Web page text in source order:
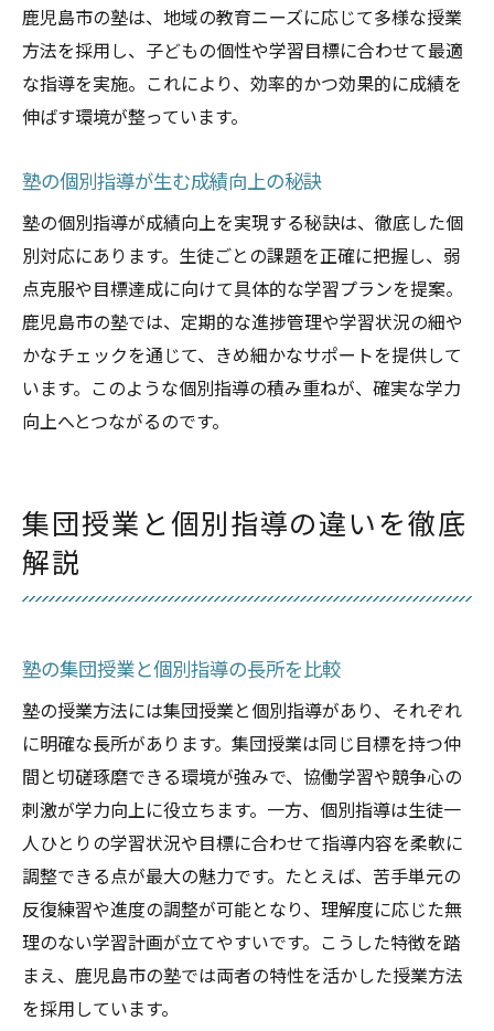
鹿児島市の塾は、地域の教育ニーズに応じて多様な授業
方法を採用し、子どもの個性や学習目標に合わせて最適
な指導を実施。これにより、効率的かつ効果的に成績を
伸ばす環境が整っています。
塾の個別指導が生む成績向上の秘訣
塾の個別指導が成績向上を実現する秘訣は、徹底した個
別対応にあります。生徒ごとの課題を正確に把握し、弱
点克服や目標達成に向けて具体的な学習プランを提案。
鹿児島市の塾では、定期的な進捗管理や学習状況の細や
かなチェックを通じて、きめ細かなサポートを提供して
います。このような個別指導の積み重ねが、確実な学力
向上へとつながるのです。
集団授業と個別指導の違いを徹底
解説
塾の集団授業と個別指導の長所を比較
塾の授業方法には集団授業と個別指導があり、それぞれ
に明確な長所があります。集団授業は同じ目標を持つ仲
間と切磋琢磨できる環境が強みで、協働学習や競争心の
刺激が学力向上に役立ちます。一方、個別指導は生徒一
人ひとりの学習状況や目標に合わせて指導内容を柔軟に
調整できる点が最大の魅力です。たとえば、苦手単元の
反復練習や進度の調整が可能となり、理解度に応じた無
理のない学習計画が立てやすいです。こうした特徴を踏
まえ、鹿児島市の塾では両者の特性を活かした授業方法
を採用しています。